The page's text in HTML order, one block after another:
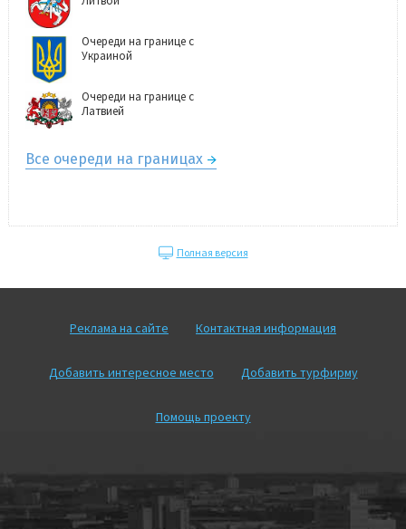
Очереди на границе с
Украиной
Очереди на границе с
Латвией
Все очереди на границах
Полная версия
Реклама на сайте Контактная информация
Добавить интересное место Добавить турфирму
Помощь проекту